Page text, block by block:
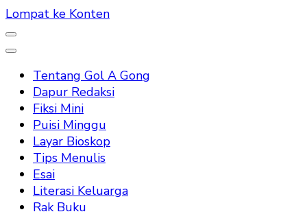
Lompat ke Konten
Tentang Gol A Gong
Dapur Redaksi
Fiksi Mini
Puisi Minggu
Layar Bioskop
Tips Menulis
Esai
Literasi Keluarga
Rak Buku